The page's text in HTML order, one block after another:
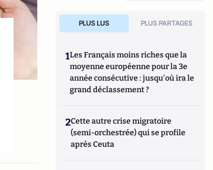
PLUS LUS PLUS PARTAGES
1Les Français moins riches que la
moyenne européenne pour la 3e
année consécutive : jusqu'où ira le
grand déclassement ?
2Cette autre crise migratoire
(semi-orchestrée) qui se profile
après Ceuta